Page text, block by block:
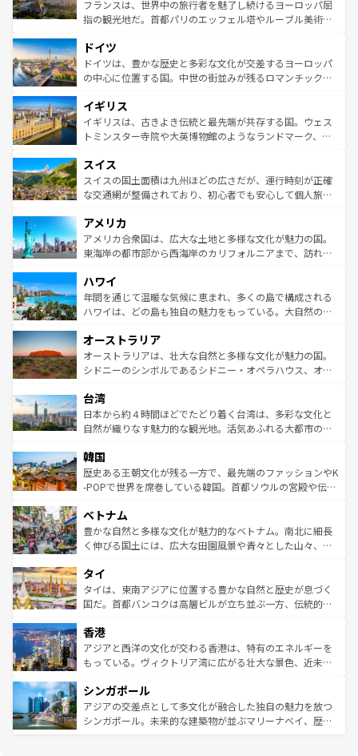
アートに溢れた街角から、地方では古代ローマ遺跡や中世
せる。地方によって風土や気候が異なるスペインはその個
性で訪れる人を魅了する。 なお、新着のスペイン情報は コ
ンテンツ一覧を参照してほしい。
フランスは、世界中の旅行者を魅了し続けるヨーロッパ屈
指の観光地だ。首都パリのエッフェル塔やルーブル美術館
で、幅広い魅力が詰まっている。華麗な宮殿、歴史的な大
聖堂、美しいビーチ、そして豊かな自然が、訪れる者を心
から魅了する。また、フランスは美食の国としても知ら
いる。シャンパンの発祥地であるランス、プロヴァンスの
香り高いラベンダー畑など、多彩な楽しみ方が可能だ。さ
らに、パリ以外の地域にも魅力が溢れており、どの街角に
れる地方に足を運ぶとそれぞれで全く異なる文化を体験で
きるだろう。 なお、新着のフランス情報はコンテンツ一覧
を参照してほしい。
ドイツ
ドイツは、豊かな歴史と多彩な文化が交差するヨーロッパ
の中心に位置する国。中世の街並みが残るロマンチック街
顔を持つこの国は、どこを歩いても飽きることがない。ベ
ルリンの文化的活気、バイエルン州のアルプスの絶景、そ
してライン川沿いのワイン畑といった風景は必見。ビール
は、お酒好きな人にはぜひ体験してほしい。 なお、新着の
ドイツ情報はコンテンツ一覧を参照してほしい。
イギリス
イギリスは、古きよき伝統と最先端が共存する国。ウェス
トミンスター寺院や大英博物館のようなランドマーク、歴
リアごとに異なる魅力がある。また、優雅なアフタヌーン
ティー、ビール好きにはたまらない英国パブ、サッカー観
戦など、本場だからこそできる体験も豊富。イギリスを旅
ンツ一覧を参照してほしい。
スイス
スイスの国土面積は九州ほどの広さだが、運行時刻が正確
な交通網が整備されており、初心者でも安心して個人旅行
の建物がそのまま残る町や、スイスならではのユニークな
博物館もあり、アルプス観光だけでなく町歩きも満喫する
ことができる。国民の所得が高いため物価も高いが、旅行
ば市内交通費無料で観光を楽しむこともできる。 なお、新
着のスイス情報はコンテンツ一覧 を参照してほしい。
アメリカ
アメリカ合衆国は、広大な土地と多様な文化が魅力の国。
東海岸の都市部から西海岸のカリフォルニアまで、訪れる
のような巨大都市は、観光、ショッピング、エンターテイ
ンメントが詰まった刺激的なスポットだ。一方、アメリカ
西部には大自然が広がり、グランドキャニオンやイエロー
部のニューオーリンズでは、音楽と美食が融合した独特の
文化が魅力。旅行者はアメリカの各地域で異なる魅力を楽
しみながら、その多様性と豊かな歴史を感じることができ
ならではの贅沢な旅のスタイルだ。 なお、新着のアメリカ
情報はコンテンツ一覧を参照してほしい。
ハワイ
年間を通じて温暖な気候に恵まれ、多くの島で構成される
ハワイは、どの島も独自の魅力をもっている。大自然の神
ワイ島は見逃せない。また、定番の観光地といえばオアフ
島だが、静かな自然を求めるならマウイ島やカウアイ島が
おすすめ。エメラルドグリーンに輝く海をはじめ、豊かな
れるおもてなしの心で訪れる人々を迎えてくれるハワイの
人々、おいしいローカルフードやハワイアンミュージッ
ク、伝統的なフラダンスなど、すべてがハワイの魅力を彩
ワイを、存分に味わってほしい。 なお、新着のハワイ情報
はコンテンツ一覧を参照してほしい。
オーストラリア
オーストラリアは、壮大な自然と多様な文化が魅力の国。
シドニーのシンボルであるシドニー・オペラハウス、オー
リアリーフや大陸中央部にそびえるウルル（エアーズロッ
ク）、タスマニアの美しい原生林やケアンズの熱帯雨林な
ど、見どころがたくさん。また、カフェやワイン、オージ
いる。アクティビティも充実しており、サーフィンやダイ
ビング、ハイキングなど、アウトドア好きにはたまらな
い。オーストラリアの多彩な魅力を存分に味わいつくそ
参照してほしい。
台湾
日本から約４時間ほどでたどり着く台湾は、多彩な文化と
自然が織りなす魅力的な観光地。活気あふれる大都市の台
ン）、静ひつな山岳地帯である台湾東部など、都市の喧騒
と山間の静けさが共存しており、訪れる人に新しい発見と
驚きをもたらしてくれる。また、奥深い台湾の食文化も魅
容にもいいと評判のスイーツなど、バラエティ豊かな料理
が味わえる。 なお、新着の台湾情報は コンテンツ一覧を参
照してほしい。
韓国
歴史ある王朝文化が残る一方で、最先端のファッションやK
-POPで世界を席巻している韓国。首都ソウルの宮殿や伝統
き、地方に足を延ばせば四季折々の自然美を楽しむことが
できる。そして、キムチや焼肉、絶品のストリートフード
まで、さまざまな韓国料理が待っている。夜には、韓国な
リティに包まれながら、韓国の多彩な魅力を心ゆくまで味
わってみてほしい。 なお、新着の韓国情報はコンテンツ一
覧を参照してほしい。
ベトナム
豊かな自然と多様な文化が魅力的なベトナム。南北に細長
く伸びる国土には、広大な田園風景や青々とした山々、世
急速な発展と共に伝統が息づく。ハノイの古い町並みやホ
ーチミン市のフランス統治時代の建物も、独特の雰囲気を
醸し出している。また、バラエティの豊かさとおいしさで
とつ。フォーやバインミー、ベトナムコーヒーなどは、ぜ
ひ現地で味わいたい。どの地域を訪れてもあたたかい人々
が旅行者を迎えてくれるので、きっと忘れられない旅にな
参照してほしい。
タイ
タイは、東南アジアに位置する豊かな自然と歴史が息づく
国だ。首都バンコクは高層ビルが立ち並ぶ一方、伝統的な
の活気が交差している。北部ではチェンマイなどの山岳地
帯で自然と触れ合い、南部ではプーケットやクラビの美し
いビーチでリゾート気分を楽しむことができる。タイ料理
激する。気候は一年中温暖で、どの季節にも異なる楽しみ
が待っている。親しみやすいタイの人々、仏教を中心とし
た文化、そして多様な観光資源が、訪れる旅人を魅了し続
香港
アジアと西洋の文化が交わる香港は、特有のエネルギーを
もっている。ヴィクトリア湾に広がる壮大な景色、近未来
み、どこを訪れても感動するはず。観光スポットが密集し
ており、効率よく見どころを回れるのも魅力。息をのむよ
うな絶景から文化的な体験まで、香港を存分に楽しみ尽く
シンガポール
アジアの交差点として多文化が融合した独自の魅力を放つ
シンガポール。未来的な建築物が並ぶマリーナベイ、歴史